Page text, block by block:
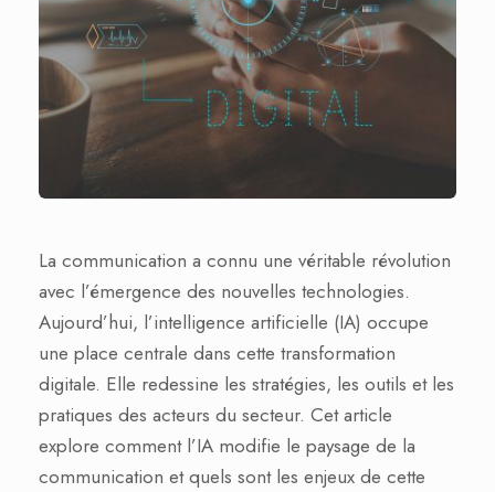
La communication a connu une véritable révolution
avec l’émergence des nouvelles technologies.
Aujourd’hui, l’intelligence artificielle (IA) occupe
une place centrale dans cette transformation
digitale. Elle redessine les stratégies, les outils et les
pratiques des acteurs du secteur. Cet article
explore comment l’IA modifie le paysage de la
communication et quels sont les enjeux de cette